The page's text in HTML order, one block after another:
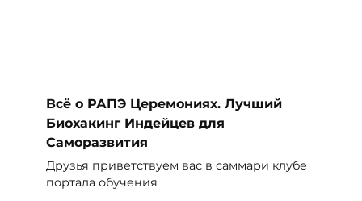
Всё о РАПЭ Церемониях. Лучший
Биохакинг Индейцев для
Саморазвития
Друзья приветствуем вас в саммари клубе
портала обучения